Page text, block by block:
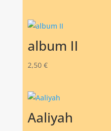
album II
2,50 €
Aaliyah